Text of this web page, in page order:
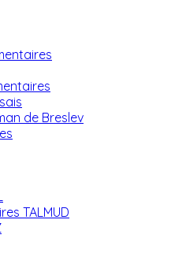
de Breslev
TALMUD